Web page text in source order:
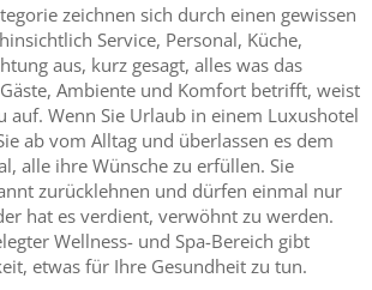
zeichnen sich durch einen gewissen
Service, Personal, Küche,
aus, kurz gesagt, alles was das
Ambiente und Komfort betrifft, weist
auf. Wenn Sie Urlaub in einem Luxushotel
ab vom Alltag und überlassen es dem
alle ihre Wünsche zu erfüllen. Sie
zurücklehnen und dürfen einmal nur
hat es verdient, verwöhnt zu werden.
Wellness- und Spa-Bereich gibt
etwas für Ihre Gesundheit zu tun.